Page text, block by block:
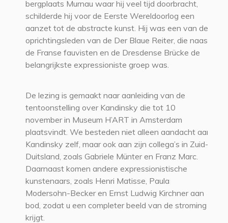
bergplaats Murnau waar hij veel tijd doorbracht,
schilderde hij voor de Eerste Wereldoorlog een
aanzet tot de abstracte kunst. Hij was een van de
oprichtingsleden van de Der Blaue Reiter, die naast
de Franse fauvisten en de Dresdense Brücke de
belangrijkste expressioniste groep was.
De lezing is gemaakt naar aanleiding van de
tentoonstelling over Kandinsky die tot 10
november in Museum H’ART in Amsterdam
plaatsvindt. We besteden niet alleen aandacht aan
Kandinsky zelf, maar ook aan zijn collega’s in Zuid-
Duitsland, zoals Gabriele Münter en Franz Marc.
Daarnaast komen andere expressionistische
kunstenaars, zoals Henri Matisse, Paula
Modersohn-Becker en Ernst Ludwig Kirchner aan
bod, zodat u een completer beeld van de stroming
krijgt.